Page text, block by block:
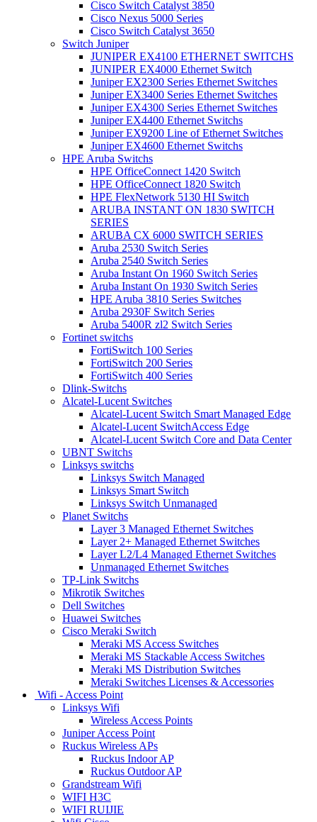
Cisco Switch Catalyst 3850
Cisco Nexus 5000 Series
Cisco Switch Catalyst 3650
Switch Juniper
JUNIPER EX4100 ETHERNET SWITCHS
JUNIPER EX4000 Ethernet Switch
Juniper EX2300 Series Ethernet Switches
Juniper EX3400 Series Ethernet Switches
Juniper EX4300 Series Ethernet Switches
Juniper EX4400 Ethernet Switchs
Juniper EX9200 Line of Ethernet Switches
Juniper EX4600 Ethernet Switchs
HPE Aruba Switchs
HPE OfficeConnect 1420 Switch
HPE OfficeConnect 1820 Switch
HPE FlexNetwork 5130 HI Switch
ARUBA INSTANT ON 1830 SWITCH
SERIES
ARUBA CX 6000 SWITCH SERIES
Aruba 2530 Switch Series
Aruba 2540 Switch Series
Aruba Instant On 1960 Switch Series
Aruba Instant On 1930 Switch Series
HPE Aruba 3810 Series Switches
Aruba 2930F Switch Series
Aruba 5400R zl2 Switch Series
Fortinet switchs
FortiSwitch 100 Series
FortiSwitch 200 Series
FortiSwitch 400 Series
Dlink-Switchs
Alcatel-Lucent Switches
Alcatel-Lucent Switch Smart Managed Edge
Alcatel-Lucent SwitchAccess Edge
Alcatel-Lucent Switch Core and Data Center
UBNT Switchs
Linksys switchs
Linksys Switch Managed
Linksys Smart Switch
Linksys Switch Unmanaged
Planet Switchs
Layer 3 Managed Ethernet Switches
Layer 2+ Managed Ethernet Switches
Layer L2/L4 Managed Ethernet Switches
Unmanaged Ethernet Switches
TP-Link Switchs
Mikrotik Switches
Dell Switches
Huawei Switches
Cisco Meraki Switch
Meraki MS Access Switches
Meraki MS Stackable Access Switches
Meraki MS Distribution Switches
Meraki Switches Licenses & Accessories
Wifi - Access Point
Linksys Wifi
Wireless Access Points
Juniper Access Point
Ruckus Wireless APs
Ruckus Indoor AP
Ruckus Outdoor AP
Grandstream Wifi
WIFI H3C
WIFI RUIJIE